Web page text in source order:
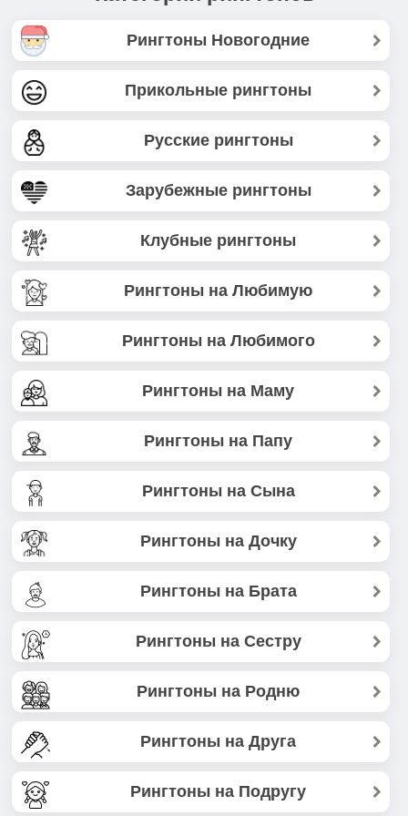
Рингтоны Новогодние
Прикольные рингтоны
Русские рингтоны
Зарубежные рингтоны
Клубные рингтоны
Рингтоны на Любимую
Рингтоны на Любимого
Рингтоны на Маму
Рингтоны на Папу
Рингтоны на Сына
Рингтоны на Дочку
Рингтоны на Брата
Рингтоны на Сестру
Рингтоны на Родню
Рингтоны на Друга
Рингтоны на Подругу